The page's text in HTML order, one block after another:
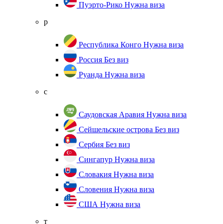
Пуэрто-Рико Нужна виза
р
Республика Конго Нужна виза
Россия Без виз
Руанда Нужна виза
с
Саудовская Аравия Нужна виза
Сейшельские острова Без виз
Сербия Без виз
Сингапур Нужна виза
Словакия Нужна виза
Словения Нужна виза
США Нужна виза
т